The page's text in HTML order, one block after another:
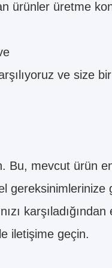
ürünler üretme
ve size
Bu, mevcut ürün
gereksinimlerinize
karşıladığından
iletişime geçin.